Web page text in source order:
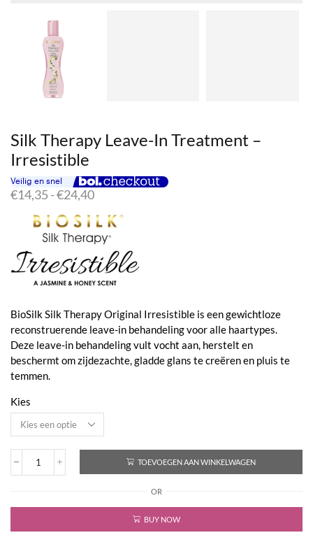
Silk Therapy Leave-In Treatment –
Irresistible
€14,35 -€24,40Prijsklasse:
tot
€24,40
BioSilk Silk Therapy Original Irresistible is een gewichtloze
reconstruerende leave-in behandeling voor alle haartypes.
Deze leave-in behandeling vult vocht aan, herstelt en
beschermt om zijdezachte, gladde glans te creëren en pluis te
temmen.
Kies
Silk
In
-
TOEVOEGEN AAN WINKELWAGEN
OR
BUY NOW